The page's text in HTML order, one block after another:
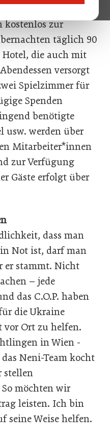
kostenlos zur
täglich 90
Hotel, die auch mit
versorgt
Spielzimmer für
Spenden
benötigte
usw. werden über
Mitarbeiter*innen
zur Verfügung
Gäste erfolgt über
dass man
Not ist, darf man
er stammt. Nicht
– jede
das C.O.P. haben
die Ukraine
vor Ort zu helfen.
in Wien
Neni-Team kocht
stellen
möchten wir
leisten. Ich bin
seine Weise helfen.